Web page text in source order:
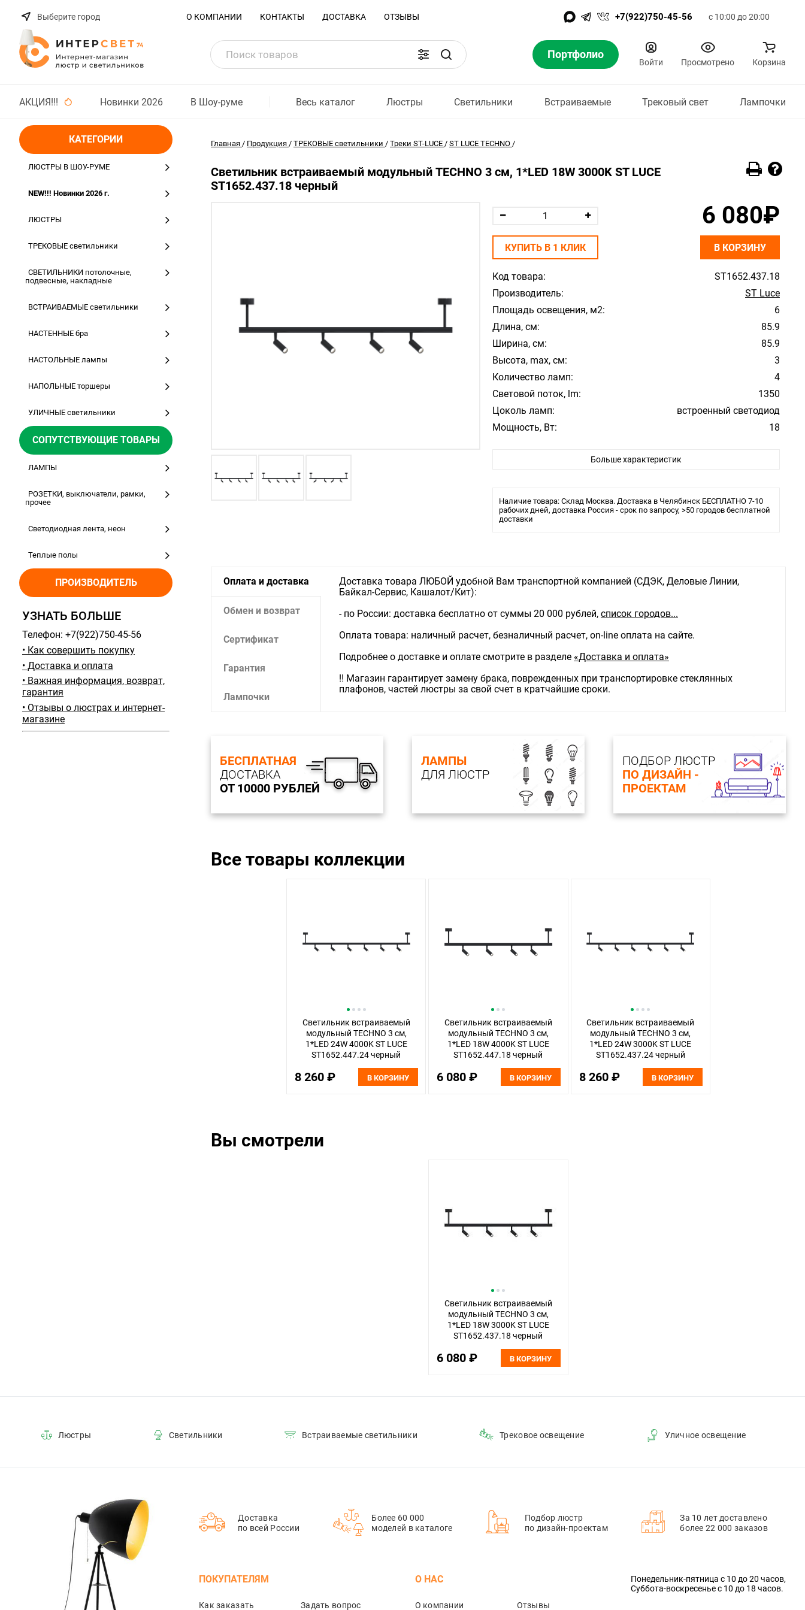
Выберите город О КОМПАНИИ КОНТАКТЫ ДОСТАВКА ОТЗЫВЫ +7(922)750-45-56 с 10:00 до 20:00
Портфолио
Войти Просмотрено Корзина
АКЦИЯ!!! Новинки 2026 В Шоу-руме Весь каталог Люстры Светильники Встраиваемые Трековый свет Лампочки
КАТЕГОРИИ
ЛЮСТРЫ В ШОУ-РУМЕ
NEW!!! Новинки 2026 г.
ЛЮСТРЫ
ТРЕКОВЫЕ светильники
СВЕТИЛЬНИКИ потолочные,
подвесные, накладные
ВСТРАИВАЕМЫЕ светильники
НАСТЕННЫЕ бра
НАСТОЛЬНЫЕ лампы
НАПОЛЬНЫЕ торшеры
УЛИЧНЫЕ светильники
СОПУТСТВУЮЩИЕ ТОВАРЫ
ЛАМПЫ
РОЗЕТКИ, выключатели, рамки,
прочее
Светодиодная лента, неон
Теплые полы
ПРОИЗВОДИТЕЛЬ
УЗНАТЬ БОЛЬШЕ
Телефон: +7(922)750-45-56
• Как совершить покупку
• Доставка и оплата
• Важная информация, возврат,
гарантия
• Отзывы о люстрах и интернет-
магазине
Главная / Продукция / ТРЕКОВЫЕ светильники / Треки ST-LUCE / ST LUCE TECHNO /
Светильник встраиваемый модульный TECHNO 3 см, 1*LED 18W 3000K ST LUCE
ST1652.437.18 черный
Код товара:
ST1652.437.18
Производитель:
ST Luce
Площадь освещения, м2:
6
Длина, см:
85.9
Ширина, см:
85.9
Высота, max, см:
3
Количество ламп:
4
Световой поток, lm:
1350
Цоколь ламп:
встроенный светодиод
Мощность, Вт:
18
Цвет плафона/абажура:
Влагозащита:
20
Тип цоколя: LED
Индекс цветопередачи, Ra: Ra>90
Лампы в комплекте.: В комплекте
Цвет каркаса: черный
Материал плафона: алюминий
Цвет плафона: черный
Больше характеристик
Наличие товара: Склад Москва. Доставка в Челябинск БЕСПЛАТНО 7-10
рабочих дней, доставка Россия - срок по запросу, >50 городов бесплатной
доставки
6 080₽
КУПИТЬ В 1 КЛИК В КОРЗИНУ
Оплата и доставка
Обмен и возврат
Сертификат
Гарантия
Лампочки
Доставка товара ЛЮБОЙ удобной Вам транспортной компанией (СДЭК, Деловые Линии,
Байкал-Сервис, Кашалот/Кит):
- по России: доставка бесплатно от суммы 20 000 рублей, список городов...
Оплата товара: наличный расчет, безналичный расчет, on-line оплата на сайте.
Подробнее о доставке и оплате смотрите в разделе «Доставка и оплата»
‼️ Магазин гарантирует замену брака, поврежденных при транспортировке стеклянных
плафонов, частей люстры за свой счет в кратчайшие сроки.
БЕСПЛАТНАЯ
ДОСТАВКА
ОТ 10000 РУБЛЕЙ
ЛАМПЫ
ДЛЯ ЛЮСТР
ПОДБОР ЛЮСТР
ПО ДИЗАЙН -
ПРОЕКТАМ
Все товары коллекции
Светильник встраиваемый
модульный TECHNO 3 см,
1*LED 24W 4000K ST LUCE
ST1652.447.24 черный
8 260 ₽ В КОРЗИНУ
Светильник встраиваемый
модульный TECHNO 3 см,
1*LED 18W 4000K ST LUCE
ST1652.447.18 черный
6 080 ₽ В КОРЗИНУ
Светильник встраиваемый
модульный TECHNO 3 см,
1*LED 24W 3000K ST LUCE
ST1652.437.24 черный
8 260 ₽ В КОРЗИНУ
Вы смотрели
Светильник встраиваемый
модульный TECHNO 3 см,
1*LED 18W 3000K ST LUCE
ST1652.437.18 черный
6 080 ₽ В КОРЗИНУ
Люстры Светильники Встраиваемые светильники Трековое освещение Уличное освещение
Доставка
по всей России
Более 60 000
моделей в каталоге
Подбор люстр
по дизайн-проектам
За 10 лет доставлено
более 22 000 заказов
ПОКУПАТЕЛЯМ
Как заказать Задать вопрос
О НАС
О компании Отзывы
Понедельник-пятница с 10 до 20 часов,
Суббота-воскресенье с 10 до 18 часов.